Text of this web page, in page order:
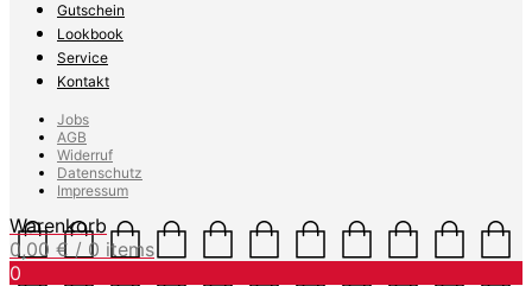
Gutschein
Lookbook
Service
Kontakt
Jobs
AGB
Widerruf
Datenschutz
Impressum
Warenkorb
0,00 € / 0 items
0